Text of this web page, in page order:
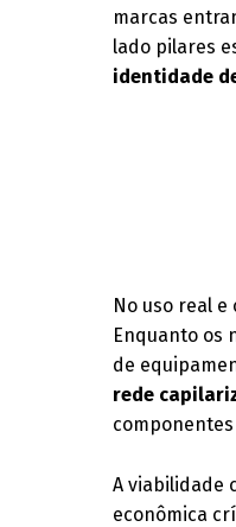
marcas
lado pilares
identidade
No uso real
Enquanto os
de
rede
A viabilidade
econômica